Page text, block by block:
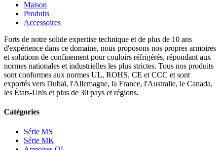
Maison
Produits
Accessoires
Forts de notre solide expertise technique et de plus de 10 ans
d'expérience dans ce domaine, nous proposons nos propres armoires
et solutions de confinement pour couloirs réfrigérés, répondant aux
normes nationales et industrielles les plus strictes. Tous nos produits
sont conformes aux normes UL, ROHS, CE et CCC et sont
exportés vers Dubaï, l'Allemagne, la France, l'Australie, le Canada,
les États-Unis et plus de 30 pays et régions.
Catégories
Série MS
Série MK